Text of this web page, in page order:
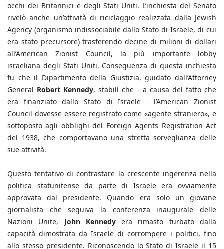
occhi dei Britannici e degli Stati Uniti. L’inchiesta del Senato
rivelò anche un’attività di riciclaggio realizzata dalla Jewish
Agency (organismo indissociabile dallo Stato di Israele, di cui
era stato precursore) trasferendo decine di milioni di dollari
all’American Zionist Council, la più importante lobby
israeliana degli Stati Uniti. Conseguenza di questa inchiesta
fu che il Dipartimento della Giustizia, guidato dall’Attorney
General Robert Kennedy, stabilì che – a causa del fatto che
era finanziato dallo Stato di Israele - l’American Zionist
Council dovesse essere registrato come «agente straniero», e
sottoposto agli obblighi del Foreign Agents Registration Act
del 1938, che comportavano una stretta sorveglianza delle
sue attività.
Questo tentativo di contrastare la crescente ingerenza nella
politica statunitense da parte di Israele era ovviamente
approvata dal presidente. Quando era solo un giovane
giornalista che seguiva la conferenza inaugurale delle
Nazioni Unite, John Kennedyera rimasto turbato dalla
capacità dimostrata da Israele di corrompere i politici, fino
allo stesso presidente. Riconoscendo lo Stato di Israele il 15